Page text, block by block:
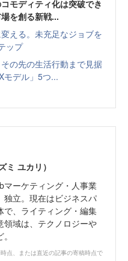
モディティ化は突破でき
を創る新戦...
える。未充足なジョブを
ップ
の先の生活行動まで見据
モデル」5つ...
ミ ユカリ）
ーケティング・人事業
独立。現在はビジネスパ
で、ライティング・編集
領域は、テクノロジーや
点、または直近の記事の寄稿時点で